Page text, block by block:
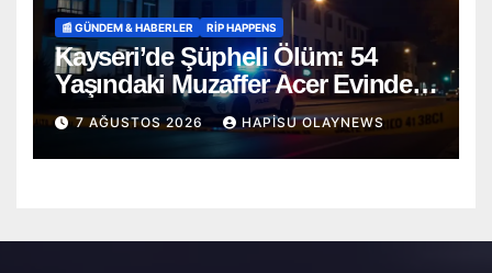
📰 GÜNDEM & HABERLER RİP HAPPENS
Kayseri’de Şüpheli Ölüm: 54
Yaşındaki Muzaffer Acer Evinde
Cansız Bulundu
7 AĞUSTOS 2026 HAPISU OLAYNEWS